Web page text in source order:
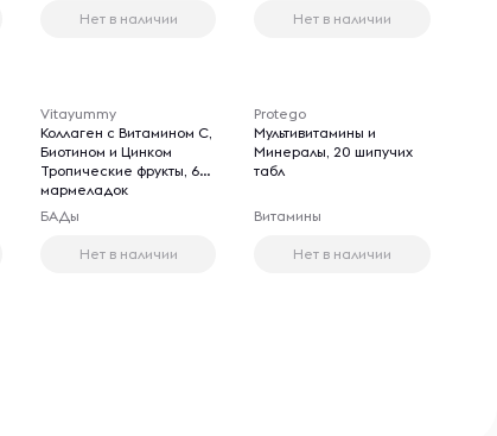
Нет в наличии Нет в наличии
Vitayummy
Коллаген с Витамином С,
Биотином и Цинком
Тропические фрукты, 60
мармеладок
БАДы
Нет в наличии
Protego
Мультивитамины и
Минералы, 20 шипучих
табл
Витамины
Нет в наличии